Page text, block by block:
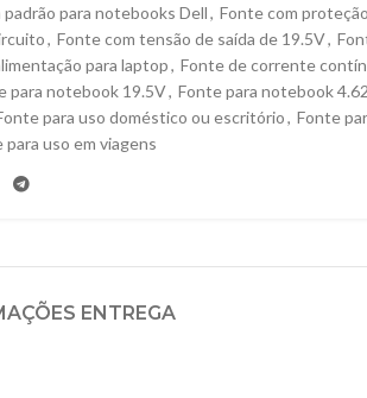
para notebooks Dell, Fonte com
, Fonte com tensão de saída de 19.5V,
para laptop, Fonte de corrente
para notebook 19.5V, Fonte para notebook
para uso doméstico ou escritório, Fonte
para uso em viagens
ENTREGA